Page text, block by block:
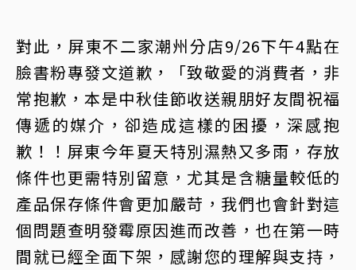
對此，屏東不二家潮州分店9/26下午4點在
臉書粉專發文道歉，「致敬愛的消費者，非
常抱歉，本是中秋佳節收送親朋好友間祝福
傳遞的媒介，卻造成這樣的困擾，深感抱
歉！！屏東今年夏天特別濕熱又多雨，存放
條件也更需特別留意，尤其是含糖量較低的
產品保存條件會更加嚴苛，我們也會針對這
個問題查明發霉原因進而改善，也在第一時
間就已經全面下架，感謝您的理解與支持，